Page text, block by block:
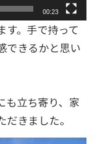
00:23
す。手で持って
できるかと思い
も立ち寄り、家
きました。